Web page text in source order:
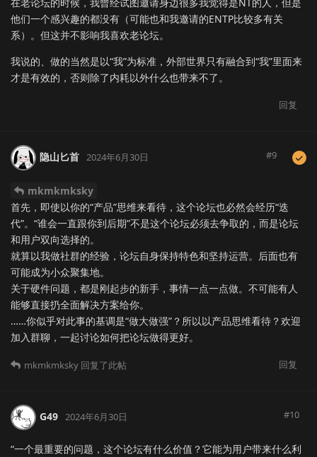
他们一个感兴趣的都没有（可能也和我邀请的ENTP比较多有关
系）。但这并不影响我喜欢老论坛。
我说的、做的当然是以“我”为标准，外部世界只有融合到“我”里面来
才是有效的，否则除了内耗以外什么也带来不了。
回复
隐山匕首 2024年6月30日 #9
mkmkmksky
首先，即使以你的“产品”思维来看待，这个论坛也必然会经历“迭
代”。“谁会一直跟你到后期”不是这个论坛必须去争取的，而是论坛
和用户双向选择的。
就算以我做社群的经验，论坛自身保持特色和坚持运营。后面也有
可能成为小众聚集地。
关于硬件问题，都是刚起步的新手，事情一点一点做。不可能有人
能够直接扔全面解决方案给你。
……你似乎对此事的基调是“做大做强”？所以以产品思维看待？欢迎
加入群聊，一起讨论如何把论坛做得更好。
回复
mkmkmksky 回复了此帖
G49 2024年6月30日 #10
“一个最重要的问题，这个论坛有什么价值？它能为用户带来什么利